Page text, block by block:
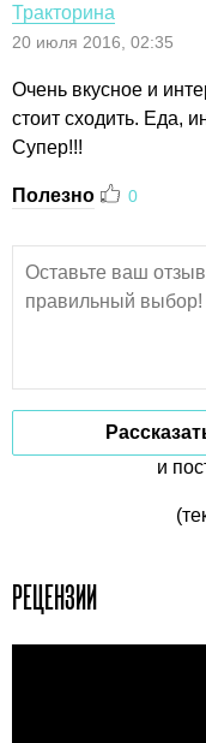
Тракторина
20 июля 2016, 02:35
Очень вкусное и
стоит сходить. Еда,
Супер!!!
Полезно 0
и
РЕЦЕНЗИИ